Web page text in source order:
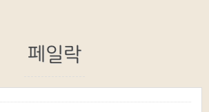
페일락